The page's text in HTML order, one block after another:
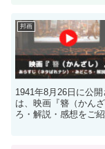
邦画
1941年8月26日に公
は、映画『簪（かん
ろ・解説・感想をご紹